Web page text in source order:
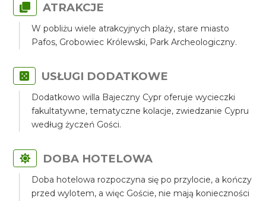
ATRAKCJE
W pobliżu wiele atrakcyjnych plaży, stare miasto
Pafos, Grobowiec Królewski, Park Archeologiczny.
USŁUGI DODATKOWE
Dodatkowo willa Bajeczny Cypr oferuje wycieczki
fakultatywne, tematyczne kolacje, zwiedzanie Cypru
według życzeń Gości.
DOBA HOTELOWA
Doba hotelowa rozpoczyna się po przylocie, a kończy
przed wylotem, a więc Goście, nie mają konieczności